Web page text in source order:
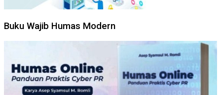
Buku Wajib Humas Modern